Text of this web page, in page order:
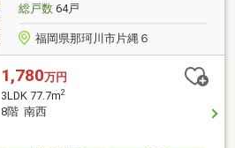
総戸数64戸
福岡県那珂川市片縄６
1,780万円
3LDK 77.7m2
8階 南西